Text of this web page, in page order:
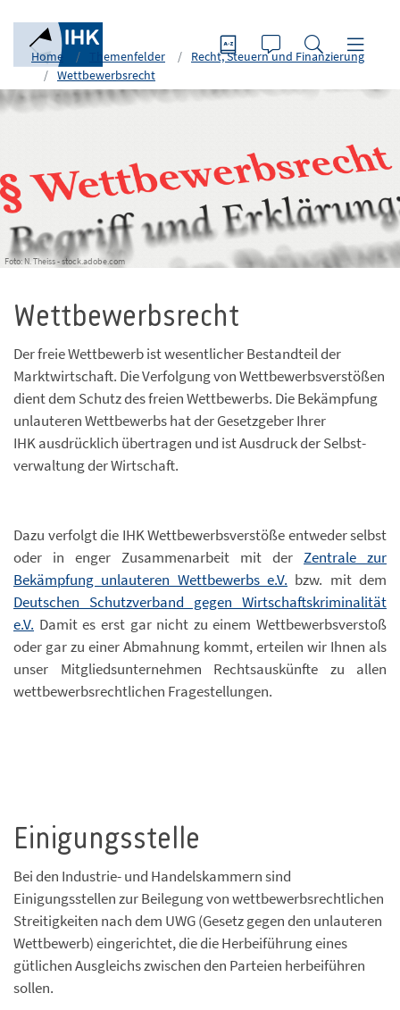
Home Themenfelder
Recht, Steuern und Finanzierung
Wettbewerbsrecht
Foto: N. Theiss - stock.adobe.com
Wettbewerbsrecht
Der freie Wettbewerb ist wesentlicher Bestandteil der
Marktwirtschaft. Die Verfolgung von Wettbewerbsverstößen
dient dem Schutz des freien Wettbewerbs. Die Bekämpfung
unlauteren Wettbewerbs hat der Gesetzgeber Ihrer
IHK ausdrücklich übertragen und ist Ausdruck der Selbst-
verwaltung der Wirtschaft.
Dazu verfolgt die IHK Wettbewerbsverstöße entweder selbst
oder in enger Zusammenarbeit mit der Zentrale zur
Bekämpfung unlauteren Wettbewerbs e.V. bzw. mit dem
Deutschen Schutzverband gegen Wirtschaftskriminalität
e.V. Damit es erst gar nicht zu einem Wettbewerbsverstoß
oder gar zu einer Abmahnung kommt, erteilen wir Ihnen als
unser Mitgliedsunternehmen Rechtsauskünfte zu allen
wettbewerbsrechtlichen Fragestellungen.
Einigungsstelle
Bei den Industrie- und Handelskammern sind
Einigungsstellen zur Beilegung von wettbewerbsrechtlichen
Streitigkeiten nach dem UWG (Gesetz gegen den unlauteren
Wettbewerb) eingerichtet, die die Herbeiführung eines
gütlichen Ausgleichs zwischen den Parteien herbeiführen
sollen.